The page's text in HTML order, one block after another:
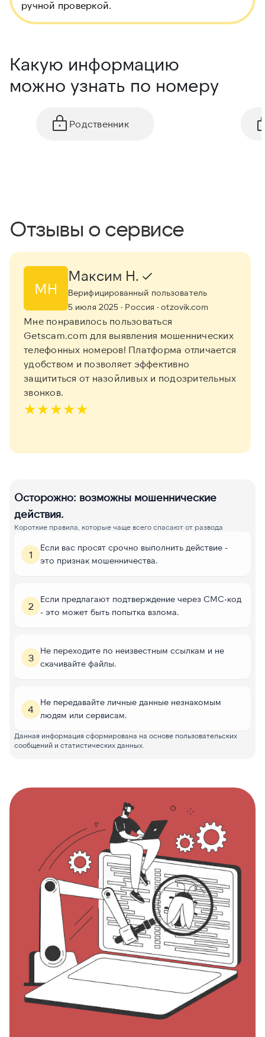
ручной проверкой.
Какую информацию
можно узнать по номеру
Родственник
Отзывы о сервисе
МН
Максим Н.
Верифицированный пользователь
5 июля 2025 · Россия · otzovik.com
Мне понравилось пользоваться
Getscam.com для выявления мошеннических
телефонных номеров! Платформа отличается
удобством и позволяет эффективно
защититься от назойливых и подозрительных
звонков.
★★★★★
Осторожно: возможны мошеннические
действия.
Короткие правила, которые чаще всего спасают от развода
1
Если вас просят срочно выполнить действие -
это признак мошенничества.
2
Если предлагают подтверждение через СМС-код
- это может быть попытка взлома.
3
Не переходите по неизвестным ссылкам и не
скачивайте файлы.
4
Не передавайте личные данные незнакомым
людям или сервисам.
Данная информация сформирована на основе пользовательских
сообщений и статистических данных.